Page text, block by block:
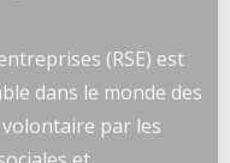
(RSE) est
dans le monde des
volontaire par les